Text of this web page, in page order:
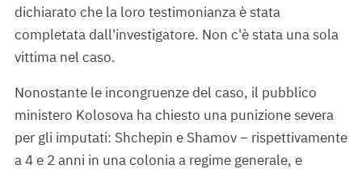
dichiarato che la loro testimonianza è stata
completata dall'investigatore. Non c'è stata una sola
vittima nel caso.
Nonostante le incongruenze del caso, il pubblico
ministero Kolosova ha chiesto una punizione severa
per gli imputati: Shchepin e Shamov – rispettivamente
a 4 e 2 anni in una colonia a regime generale, e